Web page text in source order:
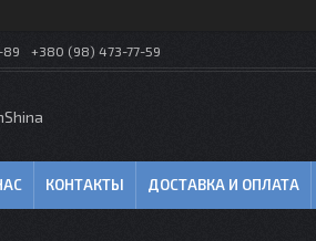
+380 (98) 473-77-59
КОНТАКТЫ ДОСТАВКА И ОПЛАТА